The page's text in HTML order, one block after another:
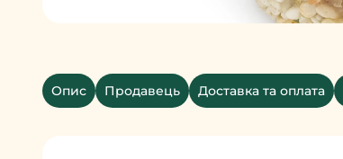
Опис Продавець Доставка та оплата